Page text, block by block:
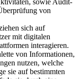
von
sich auf
mit digitalen
interagieren.
von Informationen,
nutzen, welche
sie auf bestimmten